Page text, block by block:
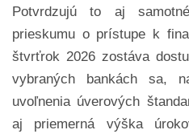
Potvrdzujú to aj
prieskumu o prístupe k
štvrťrok 2026 zostáva
vybraných bankách sa,
uvoľnenia úverových
aj priemerná výška